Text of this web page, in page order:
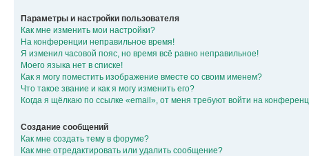
Параметры и настройки пользователя
Как мне изменить мои настройки?
На конференции неправильное время!
Я изменил часовой пояс, но время всё равно неправильное!
Моего языка нет в списке!
Как я могу поместить изображение вместе со своим именем?
Что такое звание и как я могу изменить его?
Когда я щёлкаю по ссылке «email», от меня требуют войти на
Создание сообщений
Как мне создать тему в форуме?
Как мне отредактировать или удалить сообщение?